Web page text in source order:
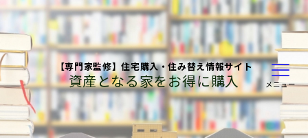
【専門家監修】住宅購入・住み替え情報サイト
資産となる家をお得に購入 メニュー